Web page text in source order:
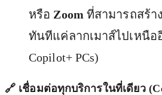
หรือ Zoom ที่สามารถสร้
ทันทีแค่ลากเมาส์ไปเหนือ
Copilot+ PCs)
🔗 เชื่อมต่อทุกบริการในที่เดียว